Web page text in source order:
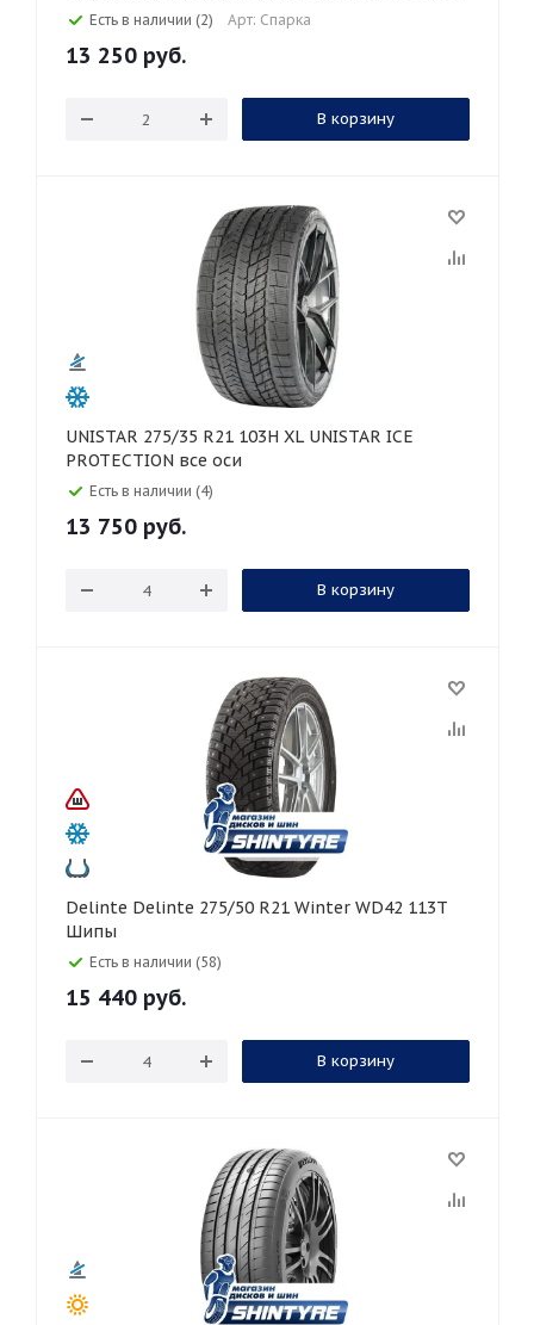
Есть в наличии (2) Арт: Спарка
13 250 руб.
В корзину
UNISTAR 275/35 R21 103H XL UNISTAR ICE
PROTECTION все оси
Есть в наличии (4)
13 750 руб.
В корзину
Delinte Delinte 275/50 R21 Winter WD42 113T
Шипы
Есть в наличии (58)
15 440 руб.
В корзину